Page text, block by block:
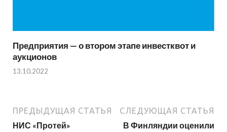
Предприятия — о втором этапе инвестквот и
аукционов
13.10.2022
ПРЕДЫДУЩАЯ СТАТЬЯ
НИС «Протей»
СЛЕДУЮЩАЯ СТАТЬЯ
В Финляндии оценили